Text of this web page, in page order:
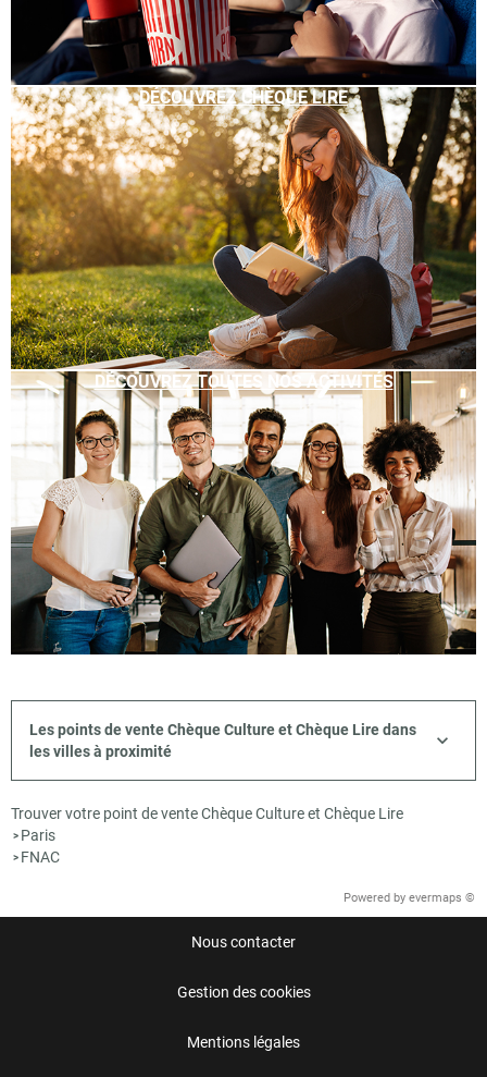
DÉCOUVREZ CHÈQUE LIRE
DÉCOUVREZ TOUTES NOS ACTIVITÉS
Les points de vente Chèque Culture et Chèque Lire dans
les villes à proximité
Trouver votre point de vente Chèque Culture et Chèque Lire
> Paris
> FNAC
Powered by evermaps ©
Nous contacter
Gestion des cookies
Mentions légales